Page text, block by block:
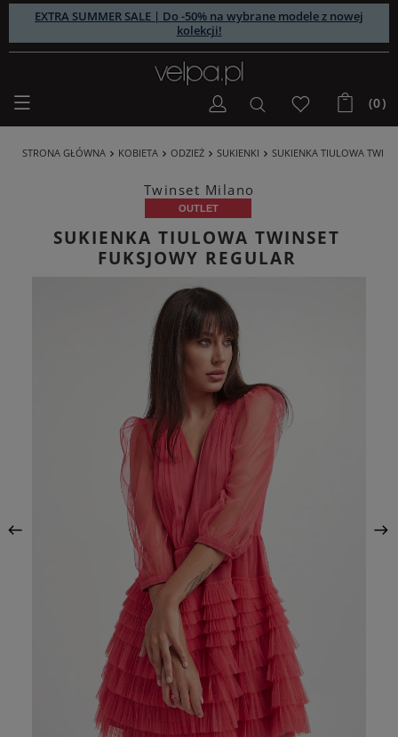
EXTRA SUMMER SALE | Do -50% na wybrane modele z nowej
kolekcji!
(0)
STRONA GŁÓWNA KOBIETA ODZIEŻ SUKIENKI SUKIENKA TIULOWA
Twinset Milano
OUTLET
SUKIENKA TIULOWA TWINSET
FUKSJOWY REGULAR